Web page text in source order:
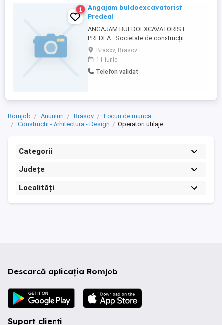
1
Angajam buldoexcavatorist
Predeal
ANGAJĂM BULDOEXCAVATORIST
PREDEAL Societate de construcții
angajează buldoexcavatorist pentru
lucrări desfășurate în zona Predeal.
Cerinte: Experiență în operarea
buldoexcavatorului; Seriozitate și
negociat în funcție ...
Brasov, Brasov
11 iunie
Telefon validat
Romjob Anunțuri Brasov
Locuri de munca
Constructii - Arhitectura - Design
Operatori utilaje
Categorii
Județe
Localități
Descarcă aplicația Romjob
Suport clienți